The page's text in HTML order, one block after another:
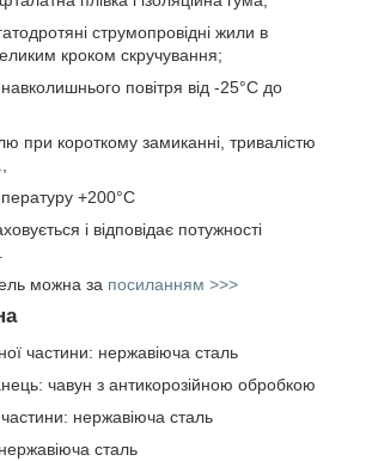
струмопровідні жили в
кроком скручування;
повітря від -25°C до
при короткому замиканні, тривалістю
+200°C
і відповідає потужності
можна за посиланням >>>
частини: нержавіюча сталь
чавун з антикорозійною обробкою
нержавіюча сталь
сталь